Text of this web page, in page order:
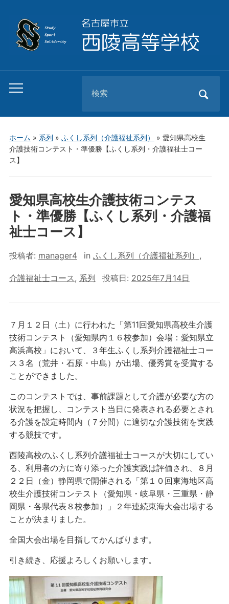
Toggle
menu
for:
ホーム » 系列 » ふくし系列（介護福祉系列） » 愛知県高校生
介護技術コンテスト・準優勝【ふくし系列・介護福祉士コー
ス】
愛知県高校生介護技術コンテス
ト・準優勝【ふくし系列・介護福
祉士コース】
投稿者: manager4 in ふくし系列（介護福祉系列） ,
介護福祉士コース, 系列 投稿日: 2025年7月14日
７月１２日（土）に行われた「第11回愛知県高校生介護
技術コンテスト（愛知県内１６校参加）会場：愛知県立
高浜高校」において、３年生ふくし系列介護福祉士コー
ス３名（荒井・石原・中島）が出場、優秀賞を受賞する
ことができました。
このコンテストでは、事前課題として介護が必要な方の
状況を把握し、コンテスト当日に発表される必要とされ
る介護を設定時間内（７分間）に適切な介護技術を実践
する競技です。
西陵高校のふくし系列介護福祉士コースが大切にしてい
る、利用者の方に寄り添った介護実践は評価され、８月
２２日（金）静岡県で開催される「第１０回東海地区高
校生介護技術コンテスト（愛知県・岐阜県・三重県・静
岡県・各県代表８校参加）」２年連続東海大会出場する
ことが決まりました。
全国大会出場を目指してかんばります。
引き続き、応援よろしくお願いします。